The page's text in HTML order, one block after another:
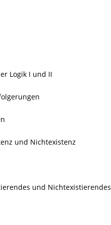
Logik I und II
und Nichtexistenz
und Nichtexistierendes